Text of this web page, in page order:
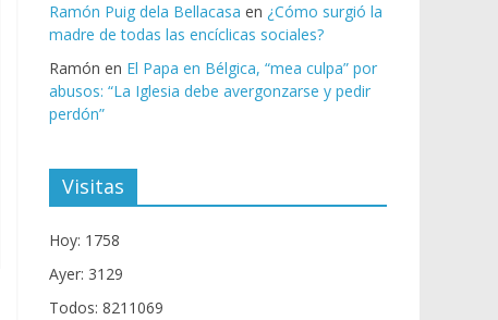
Ramón Puig dela Bellacasa en ¿Cómo surgió la
madre de todas las encíclicas sociales?
Ramón en El Papa en Bélgica, “mea culpa” por
abusos: “La Iglesia debe avergonzarse y pedir
perdón”
Visitas
Hoy: 1758
Ayer: 3129
Todos: 8211069